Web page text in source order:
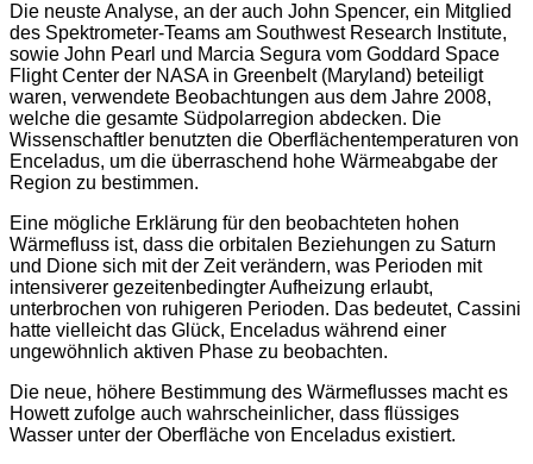
Die neuste Analyse, an der auch John Spencer, ein Mitglied
des Spektrometer-Teams am Southwest Research Institute,
sowie John Pearl und Marcia Segura vom Goddard Space
Flight Center der NASA in Greenbelt (Maryland) beteiligt
waren, verwendete Beobachtungen aus dem Jahre 2008,
welche die gesamte Südpolarregion abdecken. Die
Wissenschaftler benutzten die Oberflächentemperaturen von
Enceladus, um die überraschend hohe Wärmeabgabe der
Region zu bestimmen.
Eine mögliche Erklärung für den beobachteten hohen
Wärmefluss ist, dass die orbitalen Beziehungen zu Saturn
und Dione sich mit der Zeit verändern, was Perioden mit
intensiverer gezeitenbedingter Aufheizung erlaubt,
unterbrochen von ruhigeren Perioden. Das bedeutet, Cassini
hatte vielleicht das Glück, Enceladus während einer
ungewöhnlich aktiven Phase zu beobachten.
Die neue, höhere Bestimmung des Wärmeflusses macht es
Howett zufolge auch wahrscheinlicher, dass flüssiges
Wasser unter der Oberfläche von Enceladus existiert.